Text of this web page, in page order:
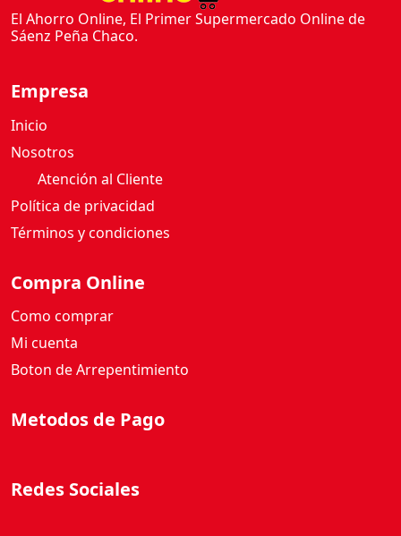
El Ahorro Online, El Primer Supermercado Online de
Sáenz Peña Chaco.
Empresa
Inicio
Nosotros
Atención al Cliente
Política de privacidad
Términos y condiciones
Compra Online
Como comprar
Mi cuenta
Boton de Arrepentimiento
Metodos de Pago
Redes Sociales